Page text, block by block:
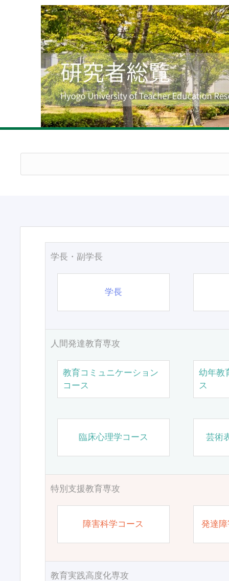
学長・副学長
学長
人間発達教育専攻
教育コミュニケーション
コース
幼年教
ス
臨床心理学コース 芸術
特別支援教育専攻
障害科学コース 発達
教育実践高度化専攻